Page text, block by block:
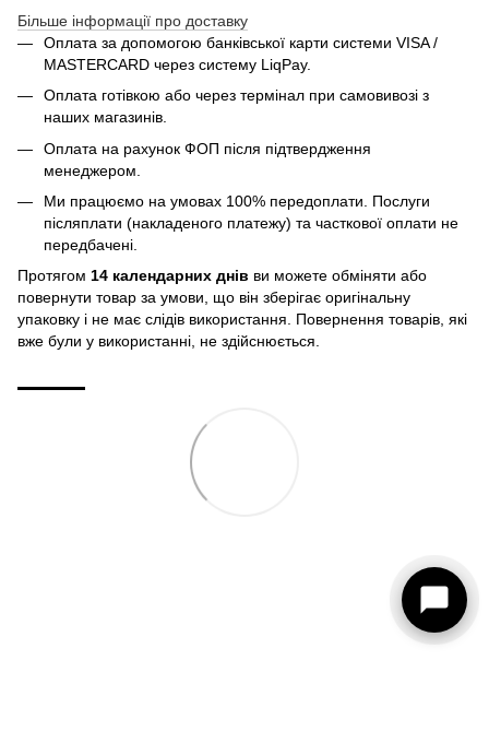
Більше інформації про доставку
Оплата за допомогою банківської карти системи VISA /
MASTERCARD через систему LiqPay.
Оплата готівкою або через термінал при самовивозі з
наших магазинів.
Оплата на рахунок ФОП після підтвердження
менеджером.
Ми працюємо на умовах 100% передоплати. Послуги
післяплати (накладеного платежу) та часткової оплати не
передбачені.
Протягом 14 календарних днів ви можете обміняти або
повернути товар за умови, що він зберігає оригінальну
упаковку і не має слідів використання. Повернення товарів, які
вже були у використанні, не здійснюється.